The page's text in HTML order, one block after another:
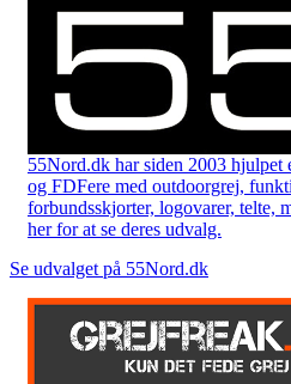
55Nord.dk har siden 2003
og FDFere med outdoorgrej,
forbundsskjorter, logovarer, telte,
her for at se deres udvalg.
Se udvalget på 55Nord.dk